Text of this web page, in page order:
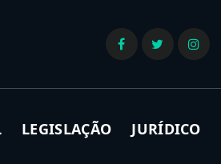
LEGISLAÇÃO JURÍDICO